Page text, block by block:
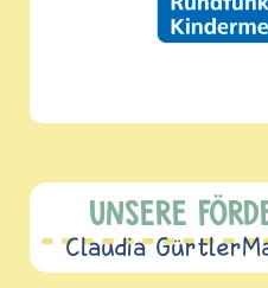
UNSERE
Claudia Gürtler